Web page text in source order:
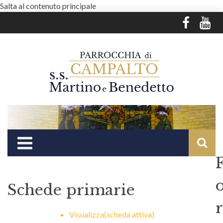
Salta al contenuto principale
r
Schede primarie
Visualizza(scheda attiva)